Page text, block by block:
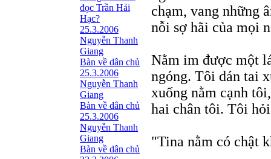
đọc Trần Hải
Hạc?
25.3.2006
Nguyễn Thanh
Giang
Bàn về dân chủ
25.3.2006
Nguyễn Thanh
Giang
Bàn về dân chủ
25.3.2006
Nguyễn Thanh
Giang
Bàn về dân chủ
chạm, vang những
nỗi sợ hãi của mọi
Nằm im được một
ngóng. Tôi dán tai
xuống nằm cạnh
hai chân tôi. Tôi
"Tina nằm có chật